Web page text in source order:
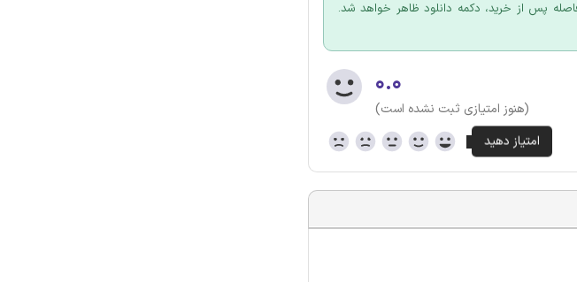
پس از خرید، دکمه دانلود ظاهر خواهد شد.
۰.۰
(هنوز امتیازی ثبت نشده است)